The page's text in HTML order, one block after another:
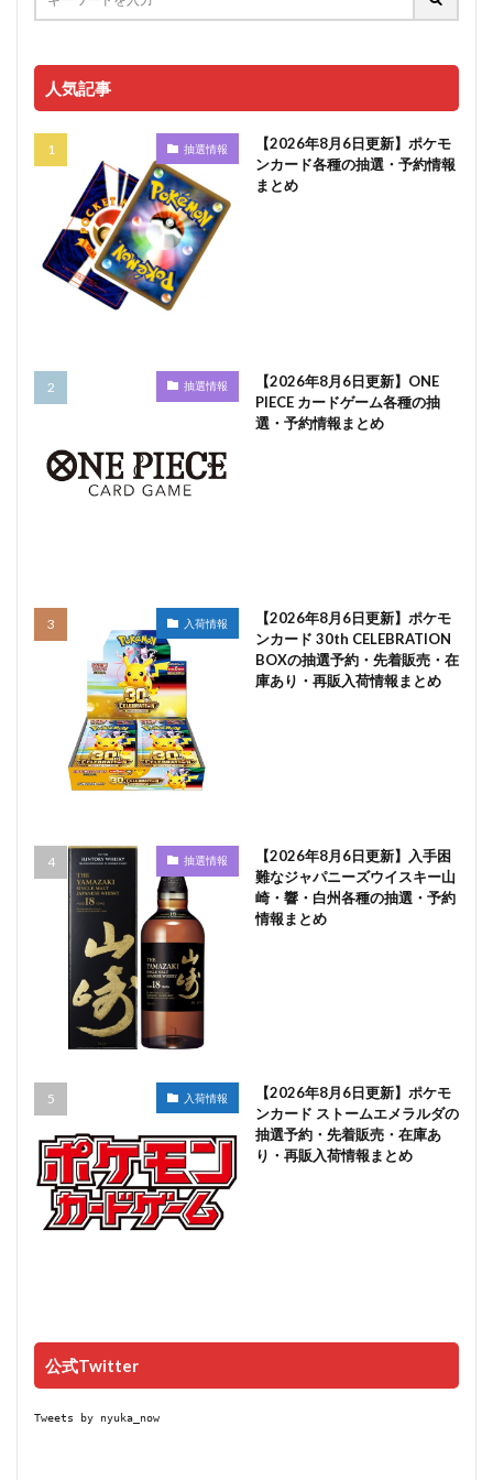
人気記事
抽選情報
【2026年8月6日更新】ポケモ
ンカード各種の抽選・予約情報
まとめ
抽選情報
【2026年8月6日更新】ONE
PIECE カードゲーム各種の抽
選・予約情報まとめ
入荷情報
【2026年8月6日更新】ポケモ
ンカード 30th CELEBRATION
BOXの抽選予約・先着販売・在
庫あり・再販入荷情報まとめ
抽選情報
【2026年8月6日更新】入手困
難なジャパニーズウイスキー山
崎・響・白州各種の抽選・予約
情報まとめ
入荷情報
【2026年8月6日更新】ポケモ
ンカード ストームエメラルダの
抽選予約・先着販売・在庫あ
り・再販入荷情報まとめ
公式Twitter
Tweets by nyuka_now